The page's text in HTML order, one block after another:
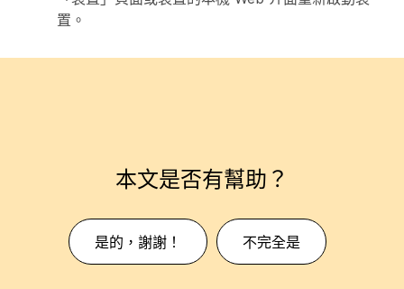
置。
本文是否有幫助？
是的，謝謝！ 不完全是